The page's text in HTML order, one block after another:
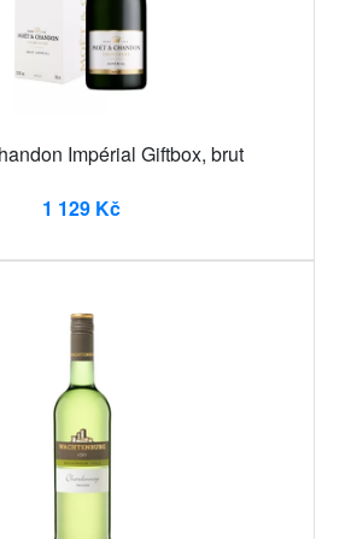
Impérial Giftbox, brut
1 129 Kč